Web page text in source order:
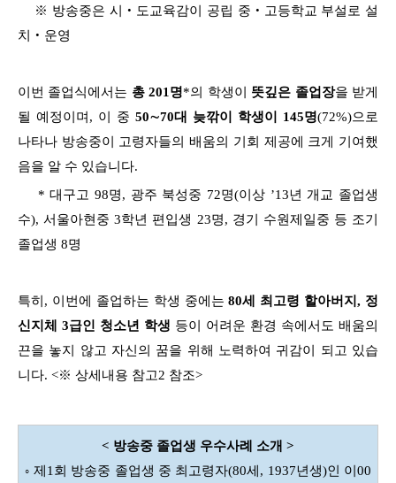
※ 방송중은 시‧도교육감이 공립 중‧고등학교 부설로 설
치‧운영
이번 졸업식에서는 총 201명*의 학생이 뜻깊은 졸업장을 받게
될 예정이며, 이 중 50∼70대 늦깎이 학생이 145명(72%)으로
나타나 방송중이 고령자들의 배움의 기회 제공에 크게 기여했
음을 알 수 있습니다.
* 대구고 98명, 광주 북성중 72명(이상 ’13년 개교 졸업생
수), 서울아현중 3학년 편입생 23명, 경기 수원제일중 등 조기
졸업생 8명
특히, 이번에 졸업하는 학생 중에는 80세 최고령 할아버지, 정
신지체 3급인 청소년 학생 등이 어려운 환경 속에서도 배움의
끈을 놓지 않고 자신의 꿈을 위해 노력하여 귀감이 되고 있습
니다. <※ 상세내용 참고2 참조>
< 방송중 졸업생 우수사례 소개 >
◦ 제1회 방송중 졸업생 중 최고령자(80세, 1937년생)인 이00